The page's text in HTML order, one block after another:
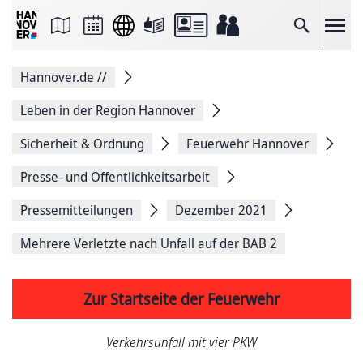
Suche
Seite
Facebook
teilen
Seitenlink
Seite
Hannover.de //
Leben in der Region Hannover
Sicherheit & Ordnung
Feuerwehr Hannover
Presse- und Öffentlichkeitsarbeit
Pressemitteilungen
Dezember 2021
Mehrere Verletzte nach Unfall auf der BAB 2
Zur Startseite der Feuerwehr
Verkehrsunfall mit vier PKW